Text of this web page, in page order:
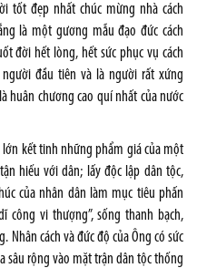
tốt đẹp nhất chúc mừng nhà cách
là một gương mẫu đạo đức cách
đời hết lòng, hết sức phục vụ cách
đầu tiên và là người rất xứng
huân chương cao quí nhất của nước
lớn kết tinh những phẩm giá của một
hiếu với dân; lấy độc lập dân tộc,
của nhân dân làm mục tiêu phấn
công vi thượng”, sống thanh bạch,
Nhân cách và đức độ của Ông có sức
sâu rộng vào mặt trận dân tộc thống